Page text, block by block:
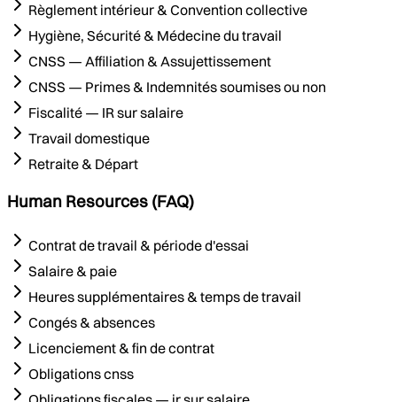
Règlement intérieur & Convention collective
Hygiène, Sécurité & Médecine du travail
CNSS — Affiliation & Assujettissement
CNSS — Primes & Indemnités soumises ou non
Fiscalité — IR sur salaire
Travail domestique
Retraite & Départ
Human Resources (FAQ)
Contrat de travail & période d'essai
Salaire & paie
Heures supplémentaires & temps de travail
Congés & absences
Licenciement & fin de contrat
Obligations cnss